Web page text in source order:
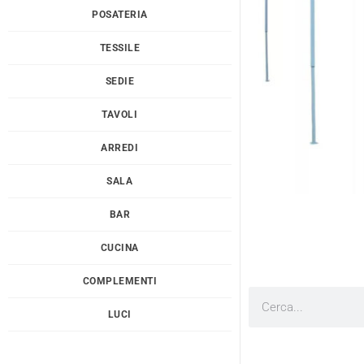
POSATERIA
TESSILE
SEDIE
TAVOLI
ARREDI
SALA
BAR
CUCINA
COMPLEMENTI
LUCI
Cerca